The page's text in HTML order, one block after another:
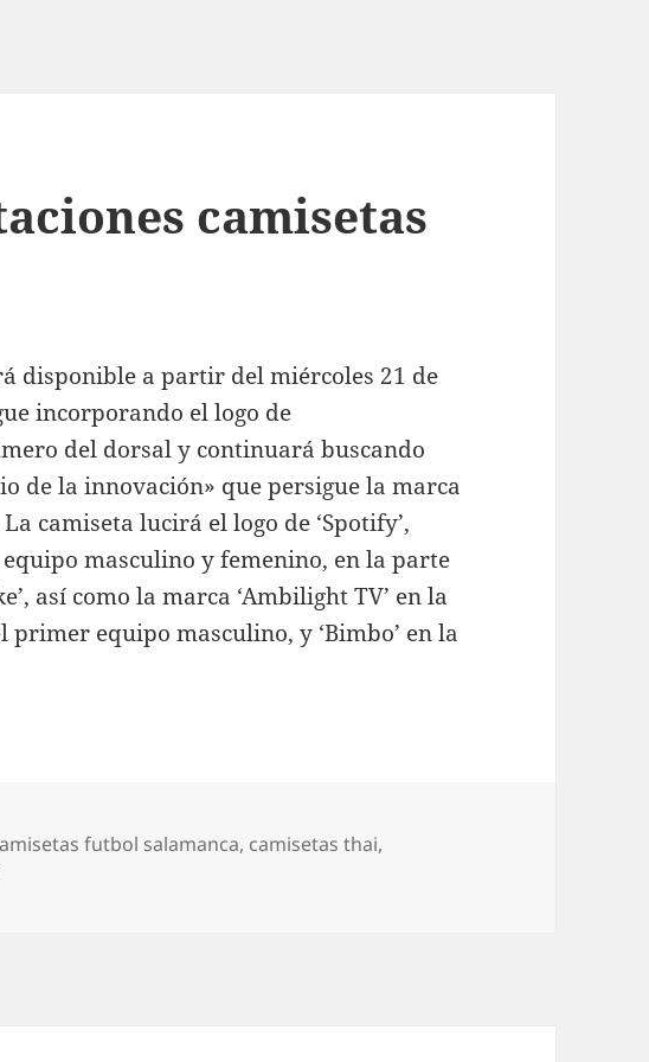
camisetas
disponible a partir del miércoles 21 de
incorporando el logo de
del dorsal y continuará buscando
de la innovación» que persigue la marca
camiseta lucirá el logo de ‘Spotify’,
masculino y femenino, en la parte
así como la marca ‘Ambilight TV’ en la
equipo masculino, y ‘Bimbo’ en la
futbol salamanca, camisetas thai,